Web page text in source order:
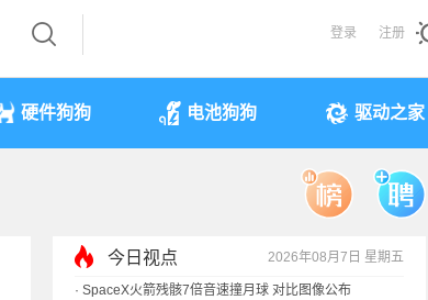
登录 注册
硬件狗狗 电池狗狗 驱动之家
今日视点 2026年08月7日 星期五
· SpaceX火箭残骸7倍音速撞月球 对比图像公布